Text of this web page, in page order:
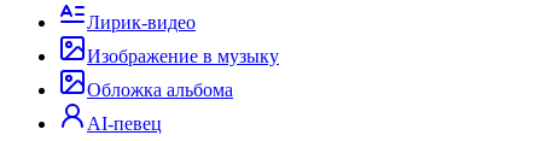
Лирик-видео
Изображение в музыку
Обложка альбома
AI-певец